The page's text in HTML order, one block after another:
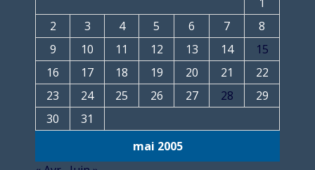
mai 2005
1
2
3 4 5 6 7
8
9
10 11 12 13 14
15
16
17 18 19 20 21
22
23
24 25 26 27 28
29
30
31